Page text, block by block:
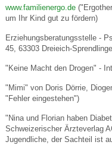
www.familienergo.de
um Ihr Kind gut zu fördern)
Erziehungsberatungsstelle -
45, 63303 Dreieich-
"Keine Macht den Drogen" -
"Mimi" von Doris Dörrie,
"Fehler eingestehen")
"Nina und Florian haben
Schweizerischer Ärzteverlag
Jugendliche, der Sachteil ist